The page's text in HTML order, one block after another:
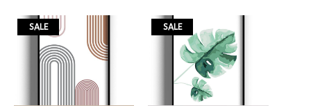
SALE
טווח
מחירים:
עד
⁦₪159⁩
זה
יש
מספר
סוגים.
ניתן
SALE
טווח
מחירים:
⁦₪119⁩
עד
⁦₪159⁩
סוגים.